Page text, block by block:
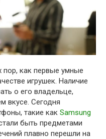
пор, как первые умные
игрушек. Наличие
о его владельце,
вкусе. Сегодня
такие как Samsung
быть предметами
плавно перешли на